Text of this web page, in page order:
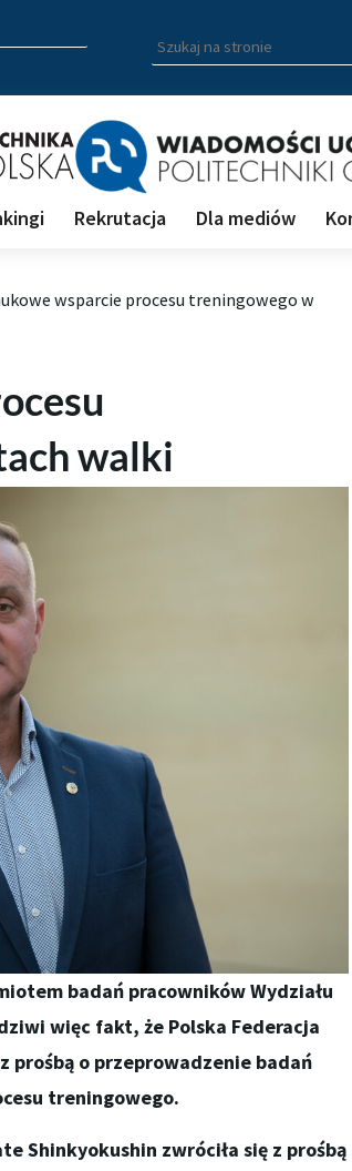
pracowników
nazwiska bądź imię pracownika aby
Wpisz
szukaną
frazę
wyszukać
na
Rekrutacja Dla mediów
wsparcie procesu treningowego w
walki
badań pracowników Wydziału
więc fakt, że Polska Federacja
prośbą o przeprowadzenie badań
treningowego.
Shinkyokushin zwróciła się z prośbą